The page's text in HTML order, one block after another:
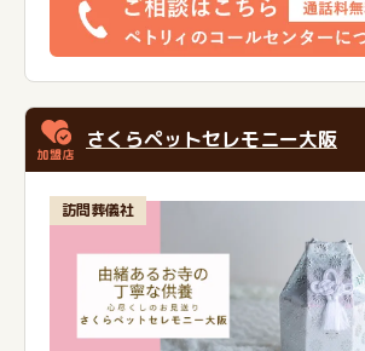
さくらペットセレモニー大阪
訪問葬儀社